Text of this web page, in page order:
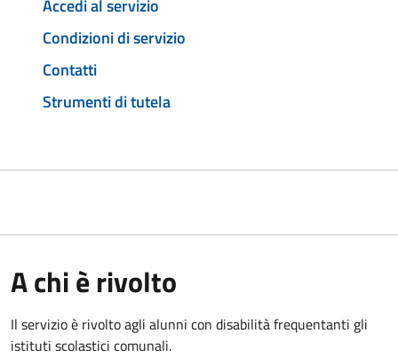
Accedi al servizio
Condizioni di servizio
Contatti
Strumenti di tutela
A chi è rivolto
Il servizio è rivolto agli alunni con disabilità frequentanti gli
istituti scolastici comunali.